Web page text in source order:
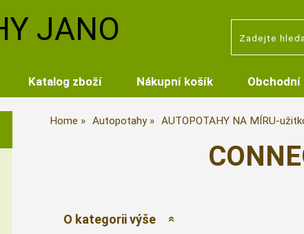
JANO
Katalog zboží Nákupní košík Obchodní
Home Autopotahy AUTOPOTAHY NA MÍRU-
O kategorii výše